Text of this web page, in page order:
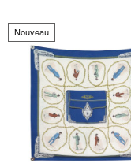
Nouveau